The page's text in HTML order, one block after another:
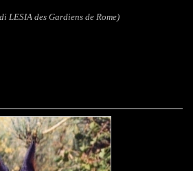
LESIA des Gardiens de Rome)